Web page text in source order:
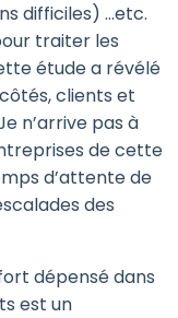
difficiles) …etc.
traiter les
étude a révélé
clients et
n’arrive pas à
de cette
d’attente de
des
dépensé dans
est un